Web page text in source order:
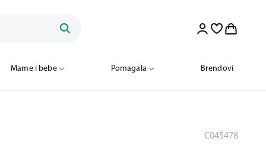
Mame i bebe Pomagala Brendovi
C045478